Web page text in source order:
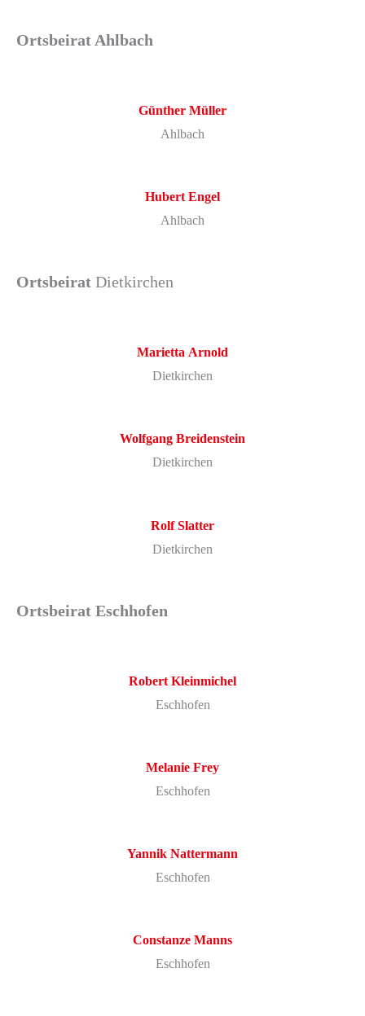
Ortsbeirat Ahlbach
Günther Müller
Ahlbach
Hubert Engel
Ahlbach
Ortsbeirat Dietkirchen
Marietta Arnold
Dietkirchen
Wolfgang Breidenstein
Dietkirchen
Rolf Slatter
Dietkirchen
Ortsbeirat Eschhofen
Robert Kleinmichel
Eschhofen
Melanie Frey
Eschhofen
Yannik Nattermann
Eschhofen
Constanze Manns
Eschhofen